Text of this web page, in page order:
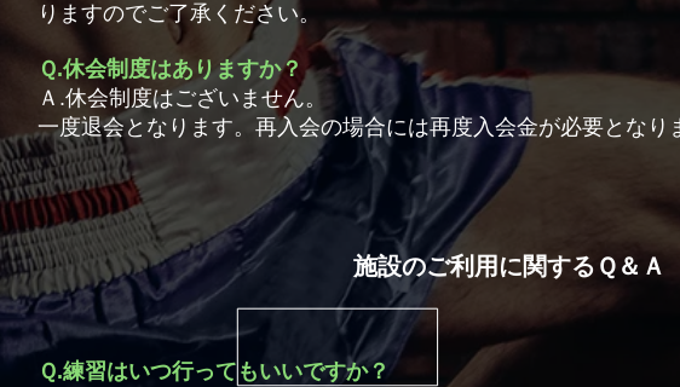
りますのでご了承ください。
Ｑ.休会制度はありますか？
Ａ.休会制度はございません。
一度退会となります。再入会の場合には再度入会金が必要となり
施設のご利用に関するＱ＆Ａ
Ｑ.練習はいつ行ってもいいですか？